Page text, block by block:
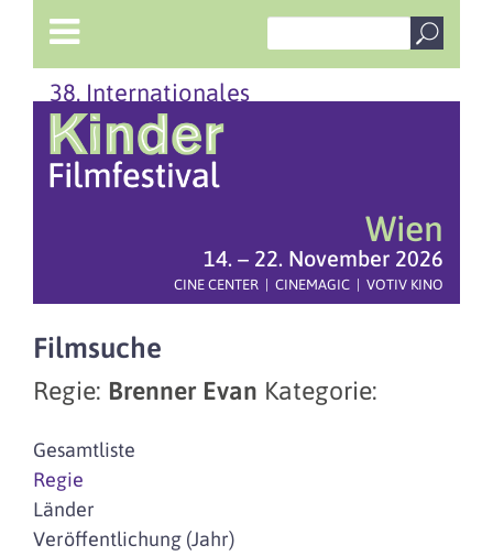
38. Internationales
Wien
14. – 22. November 2026
CINE CENTER | CINEMAGIC | VOTIV KINO
Filmsuche
Regie: Brenner Evan Kategorie:
Gesamtliste
Regie
Länder
Veröffentlichung (Jahr)